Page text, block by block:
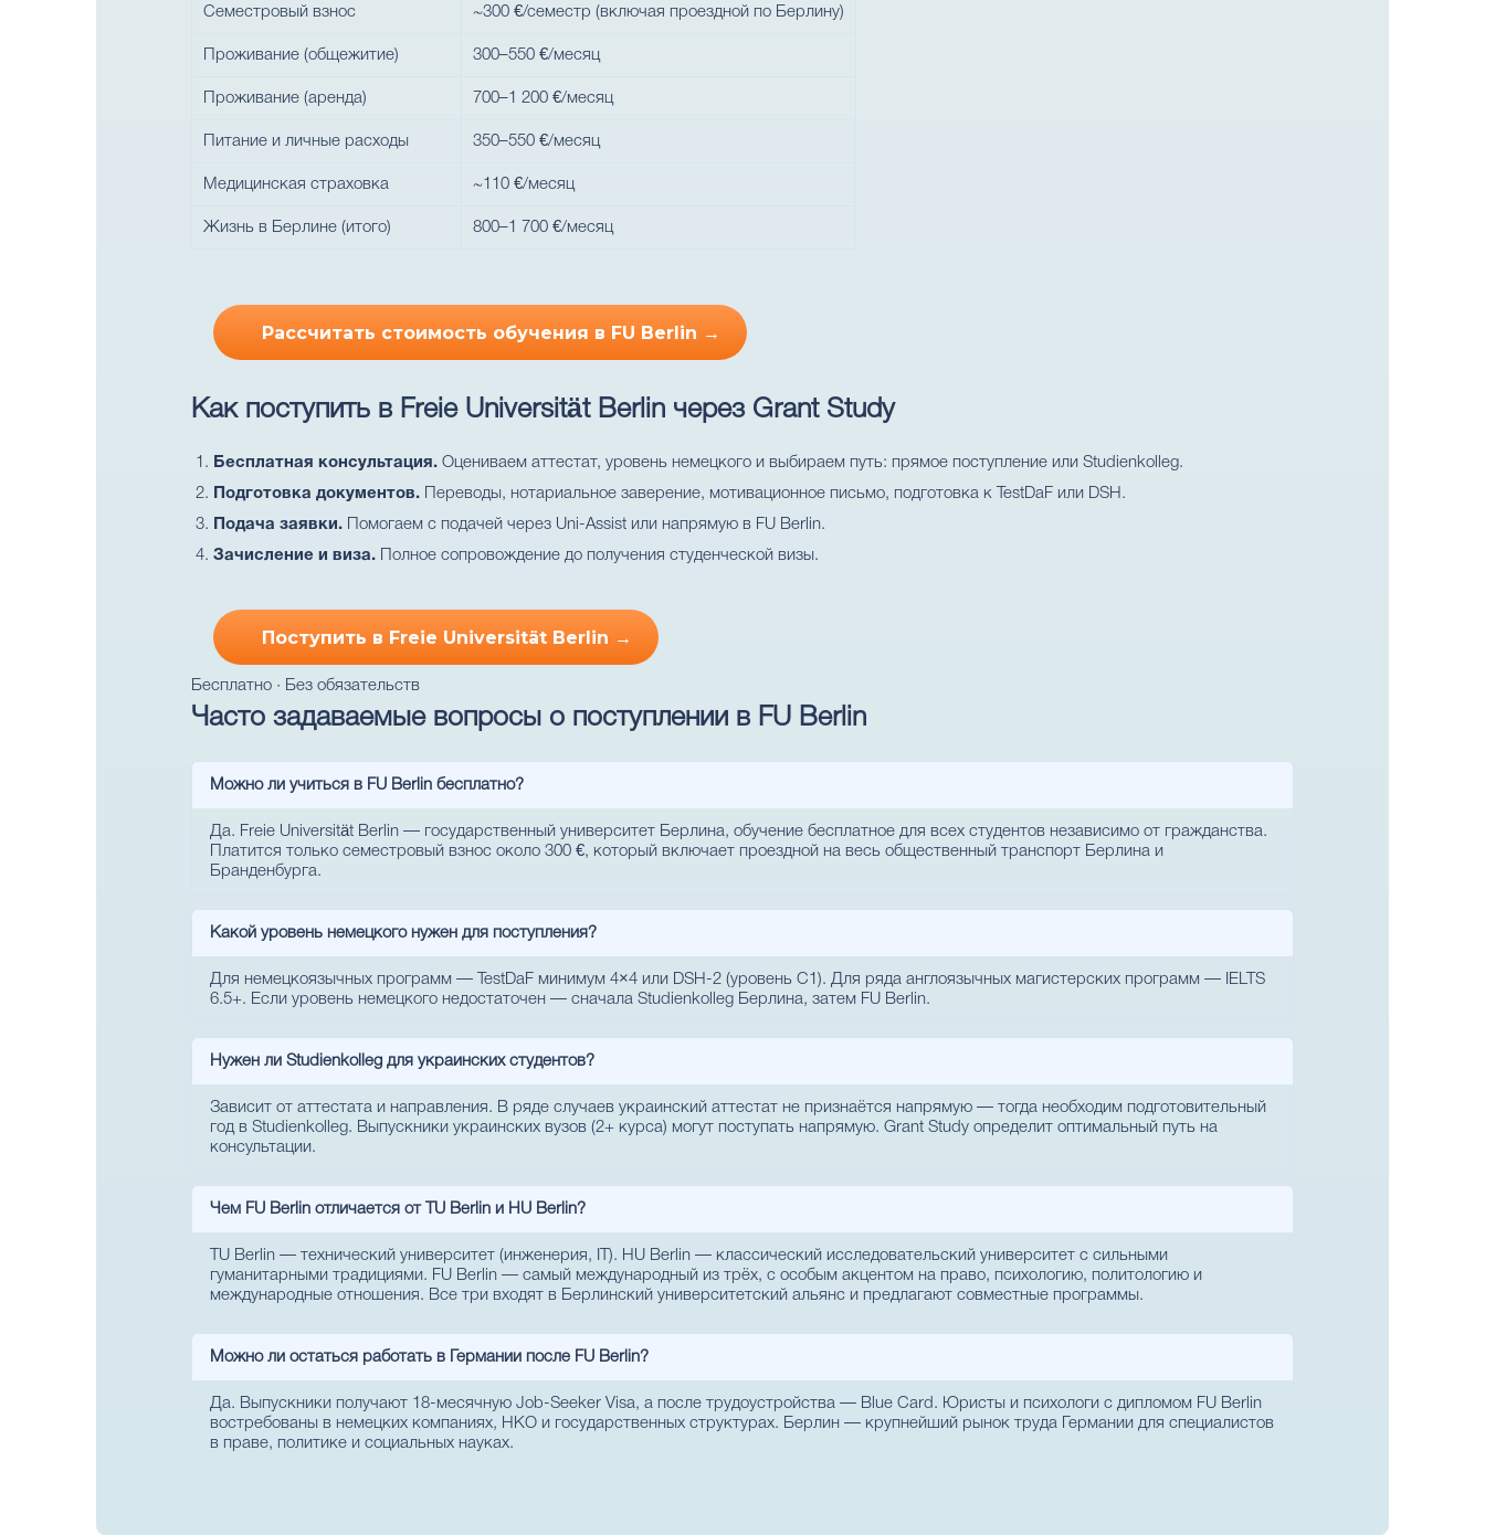
Семестровый взнос ~300 €/семестр (включая проездной по Берлину)
Проживание (общежитие) 300–550 €/месяц
Проживание (аренда) 700–1 200 €/месяц
Питание и личные расходы 350–550 €/месяц
Медицинская страховка ~110 €/месяц
Жизнь в Берлине (итого) 800–1 700 €/месяц
Рассчитать стоимость обучения в FU Berlin →
Как поступить в Freie Universität Berlin через Grant Study
Бесплатная консультация. Оцениваем аттестат, уровень немецкого и выбираем путь: прямое поступление или Studienkolleg.
Подготовка документов. Переводы, нотариальное заверение, мотивационное письмо, подготовка к TestDaF или DSH.
Подача заявки. Помогаем с подачей через Uni-Assist или напрямую в FU Berlin.
Зачисление и виза. Полное сопровождение до получения студенческой визы.
Поступить в Freie Universität Berlin →
Бесплатно · Без обязательств
Часто задаваемые вопросы о поступлении в FU Berlin
Можно ли учиться в FU Berlin бесплатно?
Да. Freie Universität Berlin — государственный университет Берлина, обучение бесплатное для всех студентов независимо от гражданства.
Платится только семестровый взнос около 300 €, который включает проездной на весь общественный транспорт Берлина и
Бранденбурга.
Какой уровень немецкого нужен для поступления?
Для немецкоязычных программ — TestDaF минимум 4×4 или DSH-2 (уровень C1). Для ряда англоязычных магистерских программ — IELTS
6.5+. Если уровень немецкого недостаточен — сначала Studienkolleg Берлина, затем FU Berlin.
Нужен ли Studienkolleg для украинских студентов?
Зависит от аттестата и направления. В ряде случаев украинский аттестат не признаётся напрямую — тогда необходим подготовительный
год в Studienkolleg. Выпускники украинских вузов (2+ курса) могут поступать напрямую. Grant Study определит оптимальный путь на
консультации.
Чем FU Berlin отличается от TU Berlin и HU Berlin?
TU Berlin — технический университет (инженерия, IT). HU Berlin — классический исследовательский университет с сильными
гуманитарными традициями. FU Berlin — самый международный из трёх, с особым акцентом на право, психологию, политологию и
международные отношения. Все три входят в Берлинский университетский альянс и предлагают совместные программы.
Можно ли остаться работать в Германии после FU Berlin?
Да. Выпускники получают 18-месячную Job-Seeker Visa, а после трудоустройства — Blue Card. Юристы и психологи с дипломом FU Berlin
востребованы в немецких компаниях, НКО и государственных структурах. Берлин — крупнейший рынок труда Германии для специалистов
в праве, политике и социальных науках.